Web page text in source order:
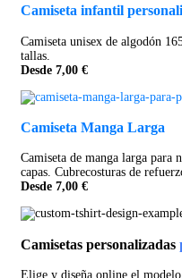
Camiseta infantil
Camiseta unisex de algodón
tallas.
Desde 7,00 €
Camiseta Manga Larga
Camiseta de manga larga
capas. Cubrecosturas de
Desde 7,00 €
Camisetas personalizadas
Elige y diseña online el